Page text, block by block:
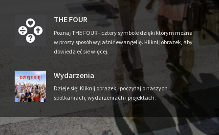
THE FOUR
Poznaj THE FOUR - cztery symbole dzięki którym można
w prosty sposób wyjaśnić ewangelię. Kliknij obrazek, aby
dowiedzieć sie więcej.
Wydarzenia
Dzieje się! Kliknij obrazek i poczytaj o naszych
spotkaniach, wydarzeniach i projektach.